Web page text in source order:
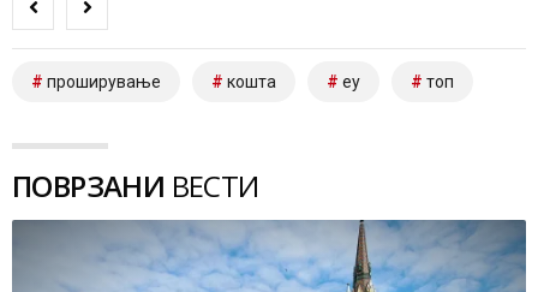
проширување кошта еу топ
ПОВРЗАНИ ВЕСТИ